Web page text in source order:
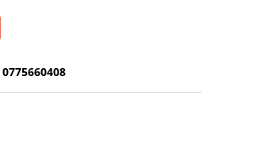
0775660408